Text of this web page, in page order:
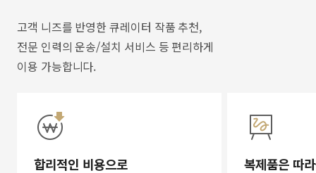
고객 니즈를 반영한 큐레이터 작품 추천,
전문 인력의 운송/설치 서비스 등 편리하게
이용 가능합니다.
합리적인 비용으로
복제품은 따